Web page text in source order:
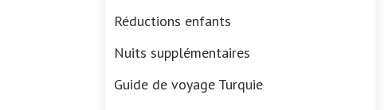
Réductions enfants
Nuits supplémentaires
Guide de voyage Turquie